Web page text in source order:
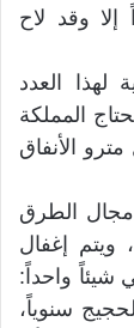
وقد لاح
لهذا العدد
المملكة
الأنفاق
الطرق
ويتم إغفال
شيئاً واحداً:
سنوياً،